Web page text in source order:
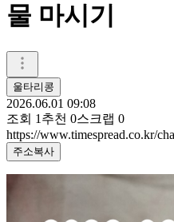
물 마시기
울타리콩
2026.06.01 09:08
조회 1 추천 0스크랩 0
https://www.timespread.co.kr/
주소복사